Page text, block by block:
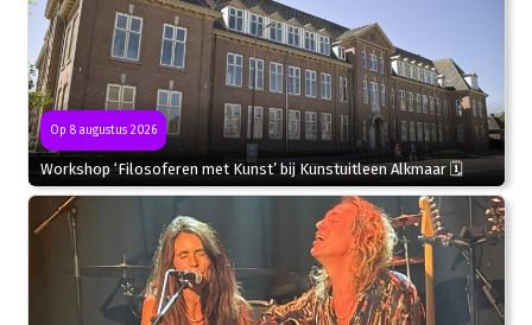
Op 8 augustus 2026
Workshop ‘Filosoferen met Kunst’ bij Kunstuitleen Alkmaar 🗓